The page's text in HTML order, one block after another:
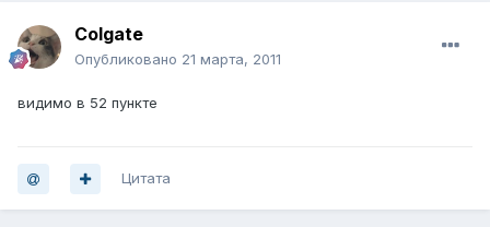
Colgate
Опубликовано 21 марта, 2011
видимо в 52 пункте
Цитата